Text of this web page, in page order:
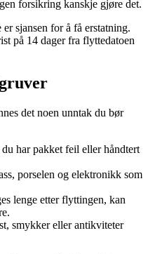
forsikring kanskje gjøre det.
sjansen for å få erstatning.
på 14 dager fra flyttedatoen
det noen unntak du bør
har pakket feil eller håndtert
porselen og elektronikk som
lenge etter flyttingen, kan
smykker eller antikviteter